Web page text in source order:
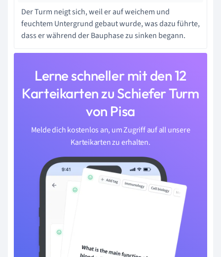
Der Turm neigt sich, weil er auf weichem und
feuchtem Untergrund gebaut wurde, was dazu führte,
dass er während der Bauphase zu sinken begann.
Lerne schneller mit den 12
Karteikarten zu Schiefer Turm
von Pisa
Melde dich kostenlos an, um Zugriff auf all unsere
Karteikarten zu erhalten.